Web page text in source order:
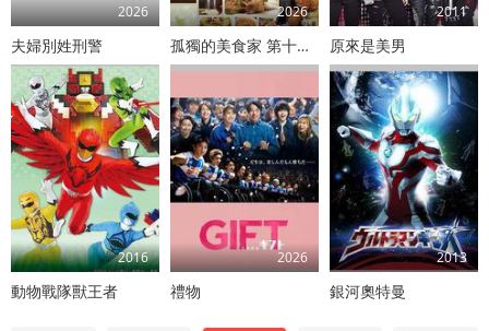
2026
夫婦別姓刑警
2026
孤獨的美食家 第十一季
2011
原來是美男
2016
動物戰隊獸王者
2026
禮物
2013
銀河奧特曼